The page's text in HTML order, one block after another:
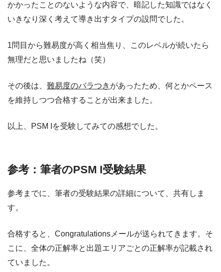
かかったことのないような内容で、暗記した知識ではなく
いきなり深く考えて導き出すタイプの設問でした。
1問目から難易度が高く相当焦り、このレベルが続いたら
無理だと思いましたね（笑）
その後は、 難易度のバラつき があったため、何とかペース
を維持しつつ合格することが出来ました。
以上、PSM Iを受験してみての感想でした。
参考：筆者のPSM I受験結果
参考までに、筆者の受験結果の詳細について、共有しま
す。
合格すると、Congratulationsメールが送られてきます。そ
こに、全体の正解率と出題エリアごとの正解率が記載され
ていました。